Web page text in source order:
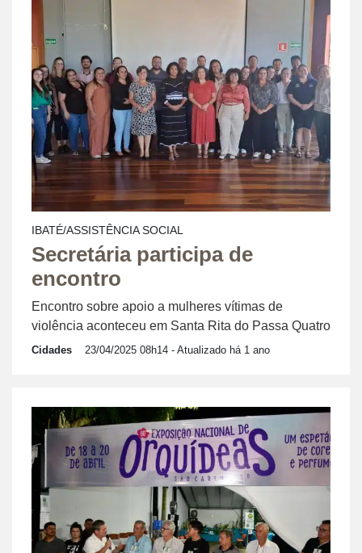
IBATÉ/ASSISTÊNCIA SOCIAL
Secretária participa de
encontro
Encontro sobre apoio a mulheres vítimas de
violência aconteceu em Santa Rita do Passa Quatro
Cidades 23/04/2025 08h14 - Atualizado há 1 ano